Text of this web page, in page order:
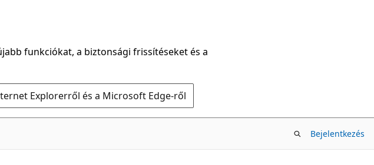
funkciókat, a biztonsági frissítéseket és a
Explorerről és a Microsoft Edge-ről
Bejelentkezés